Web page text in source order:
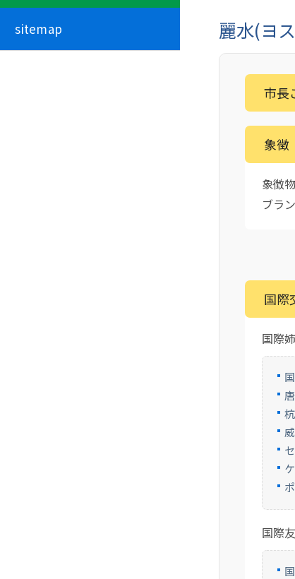
sitemap 麗水(ヨ
市長
象徴
象徴物
ブラ
国際
国際
国際